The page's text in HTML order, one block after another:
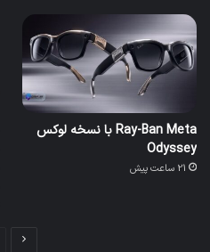
Ray-Ban Meta با نسخه لوکس
Odyssey
21 ساعت پیش